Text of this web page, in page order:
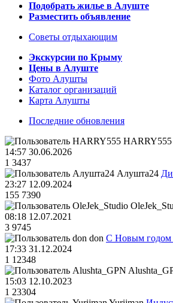
Подобрать жилье в Алуште
Разместить объявление
Советы отдыхающим
Экскурсии по Крыму
Цены в Алуште
Фото Алушты
Каталог организаций
Карта Алушты
Последние обновления
HARRY555
14:57 30.06.2026
1 3437
Алушта24
23:27 12.09.2024
155 7390
08:18 12.07.2021
3 9745
don С Новым годом
17:33 31.12.2024
1 12348
15:03 12.10.2023
1 23304